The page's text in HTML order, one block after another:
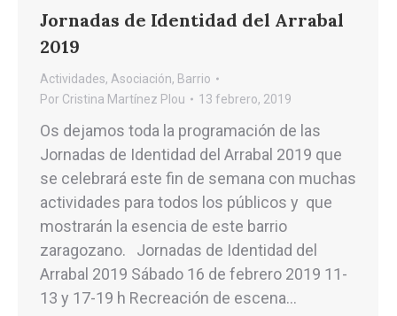
Jornadas de Identidad del Arrabal
2019
Actividades, Asociación, Barrio
Por Cristina Martínez Plou 13 febrero, 2019
Os dejamos toda la programación de las
Jornadas de Identidad del Arrabal 2019 que
se celebrará este fin de semana con muchas
actividades para todos los públicos y que
mostrarán la esencia de este barrio
zaragozano. Jornadas de Identidad del
Arrabal 2019 Sábado 16 de febrero 2019 11-
13 y 17-19 h Recreación de escena…